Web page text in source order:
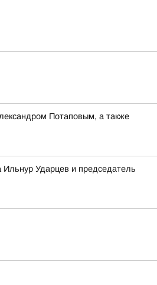
Потаповым, а также
Ударцев и председатель